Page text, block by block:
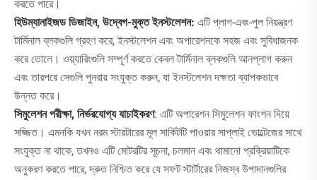
করতে পারে।
হিউম্যানাইজড ডিজাইন, উদ্বেগ-মুক্ত ইনস্টলেশন: এটি প্লাগ-এবং-পুল নিয়ন্ত্রণ
টার্মিনাল ব্লকগুলি গ্রহণ করে, ইনস্টলেশন এবং অপারেশনকে সহজ এবং সুবিধাজনক
করে তোলে। ওয়্যারিংগুলি সম্পূর্ণ করতে কেবল টার্মিনাল ব্লকগুলি আনপ্লাগ করুন
এবং তারপরে সেগুলি পুনরায় সংযুক্ত করুন, যা ইনস্টলেশন দক্ষতা ব্যাপকভাবে
উন্নত করে।
সিমুলেশন পরীক্ষা, নির্ভরযোগ্য যাচাইকরণ: এটি অপারেশন সিমুলেশন ফাংশন দিয়ে
সজ্জিত। এমনকি যখন নরম স্টারটারের মূল সার্কিটটি পাওয়ার সাপ্লাই ভোল্টেজের সাথে
সংযুক্ত না থাকে, তখনও এটি মোটরটির সূচনা, চলমান এবং থামানো প্রক্রিয়াটিকে
অনুকরণ করতে পারে, দ্রুত নিশ্চিত করে যে সফট স্টার্টারের নিজস্ব উপাদানগুলির